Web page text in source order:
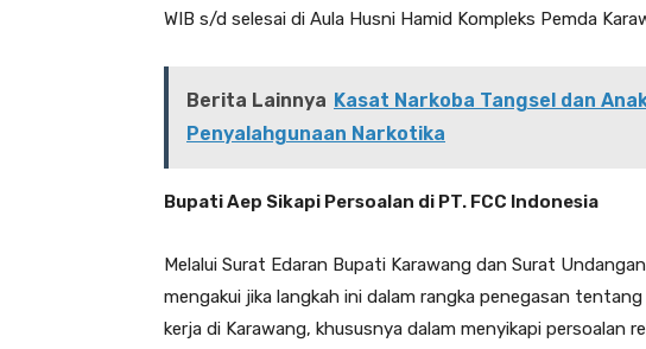
WIB s/d selesai di Aula Husni Hamid Kompleks Pemda
Berita Lainnya Kasat Narkoba Tangsel dan
Penyalahgunaan Narkotika
Bupati Aep Sikapi Persoalan di PT. FCC Indonesia
Melalui Surat Edaran Bupati Karawang dan Surat
mengakui jika langkah ini dalam rangka penegasan
kerja di Karawang, khususnya dalam menyikapi persoalan